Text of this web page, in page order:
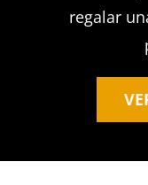
regalar